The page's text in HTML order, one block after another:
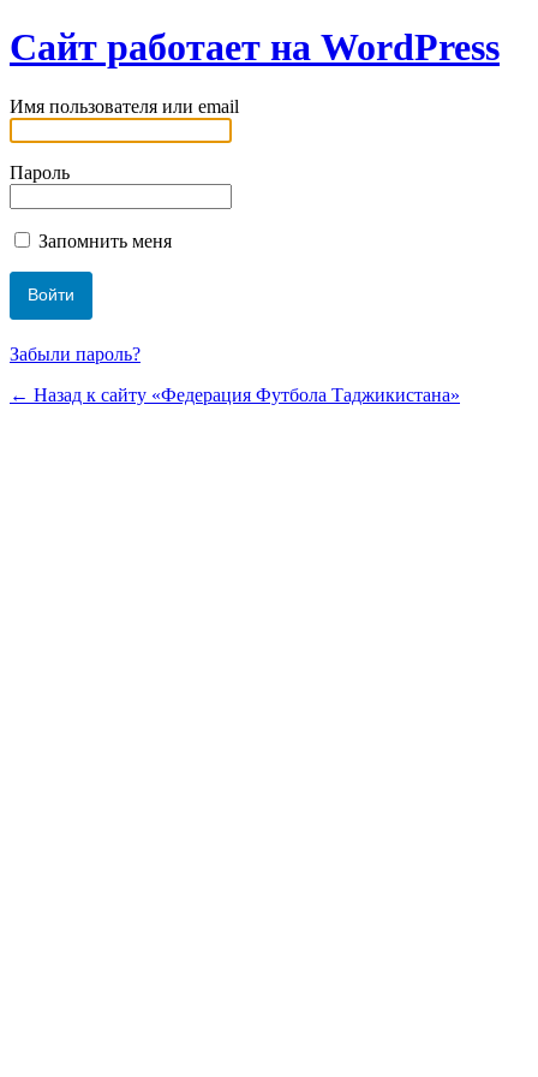
Сайт работает на WordPress
Имя пользователя или email
Пароль
Запомнить меня
Забыли пароль?
← Назад к сайту «Федерация Футбола Таджикистана»